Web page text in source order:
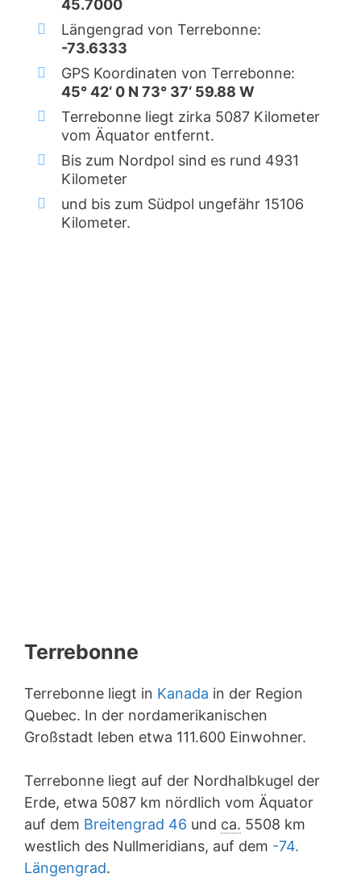
45.7000
Längengrad von Terrebonne:
-73.6333
GPS Koordinaten von Terrebonne:
45° 42‘ 0 N 73° 37‘ 59.88 W
Terrebonne liegt zirka 5087 Kilometer
vom Äquator entfernt.
Bis zum Nordpol sind es rund 4931
Kilometer
und bis zum Südpol ungefähr 15106
Kilometer.
Terrebonne
Terrebonne liegt in Kanada in der Region
Quebec. In der nordamerikanischen
Großstadt leben etwa 111.600 Einwohner.
Terrebonne liegt auf der Nordhalbkugel der
Erde, etwa 5087 km nördlich vom Äquator
auf dem Breitengrad 46 und ca. 5508 km
westlich des Nullmeridians, auf dem -74.
Längengrad.